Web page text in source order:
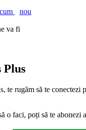
nou
va fi
Plus
te rugăm să te
o faci, poți să te